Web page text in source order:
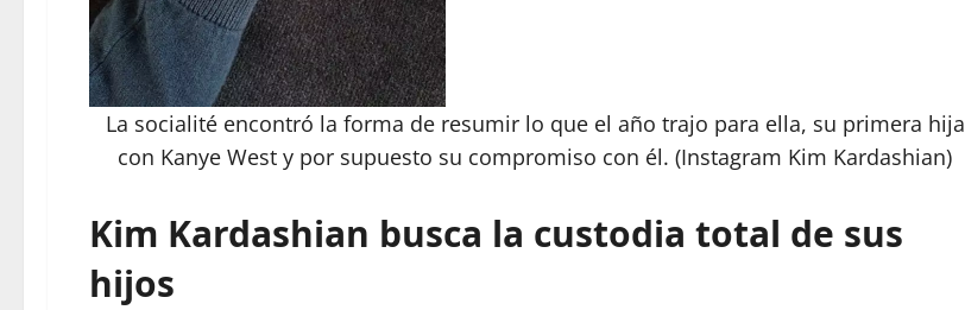
La socialité encontró la forma de resumir lo que el año trajo para ella, su primera hija
con Kanye West y por supuesto su compromiso con él. (Instagram Kim Kardashian)
Kim Kardashian busca la custodia total de sus
hijos